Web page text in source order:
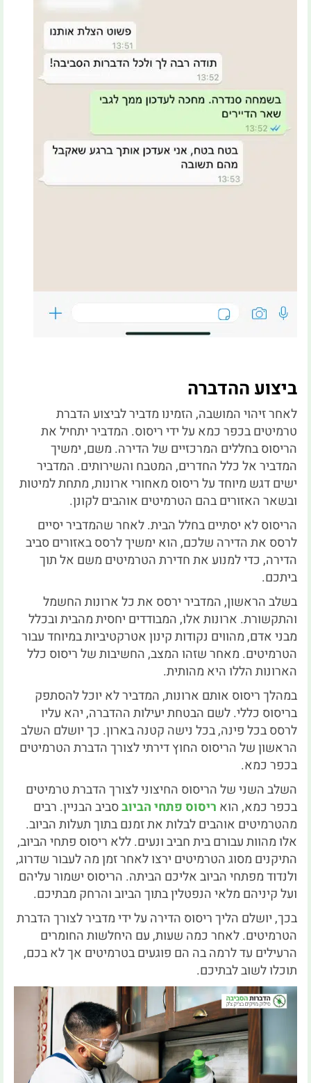
ביצוע ההדברה
לאחר זיהוי המושבה, הזמינו מדביר לביצוע הדברת
טרמיטים בכפר כמא על ידי ריסוס. המדביר יתחיל את
הריסוס בחללים המרכזיים של הדירה. משם, ימשיך
המדביר אל כלל החדרים, המטבח והשירותים. המדביר
ישים דגש מיוחד על ריסוס מאחורי ארונות, מתחת למיטות
ובשאר האזורים בהם הטרמיטים אוהבים לקונן.
הריסוס לא יסתיים בחלל הבית. לאחר שהמדביר יסיים
לרסס את הדירה שלכם, הוא ימשיך לרסס באזורים סביב
הדירה, כדי למנוע את חדירת הטרמיטים משם אל תוך
ביתכם.
בשלב הראשון, המדביר ירסס את כל ארונות החשמל
והתקשורת. ארונות אלו, המבודדים יחסית מהבית ובכלל
מבני אדם, מהווים נקודות קינון אטרקטיביות במיוחד עבור
הטרמיטים. מאחר שזהו המצב, החשיבות של ריסוס כלל
הארונות הללו היא מהותית.
במהלך ריסוס אותם ארונות, המדביר לא יוכל להסתפק
בריסוס כללי. לשם הבטחת יעילות ההדברה, יהא עליו
לרסס בכל פינה, בכל נישה קטנה בארון. כך יושלם השלב
הראשון של הריסוס החוץ דירתי לצורך הדברת הטרמיטים
בכפר כמא.
השלב השני של הריסוס החיצוני לצורך הדברת טרמיטים
בכפר כמא, הוא ריסוס פתחי הביובסביב הבניין. רבים
מהטרמיטים אוהבים לבלות את זמנם בתוך תעלות הביוב.
אלו מהוות עבורם בית חביב ונעים. ללא ריסוס פתחי הביוב,
התיקנים מסוג הטרמיטים ירצו לאחר זמן מה לעבור שדרוג,
ולנדוד מפתחי הביוב אליכם הביתה. הריסוס ישמור עליהם
ועל קיניהם מלאי הנפטלין בתוך הביוב והרחק מבתיכם.
בכך, יושלם הליך ריסוס הדירה על ידי מדביר לצורך הדברת
הטרמיטים. לאחר כמה שעות, עם היחלשות החומרים
הרעילים עד לרמה בה הם פוגעים בטרמיטים אך לא בכם,
תוכלו לשוב לבתיכם.